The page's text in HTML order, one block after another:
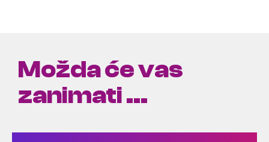
Možda će vas
zanimati ...